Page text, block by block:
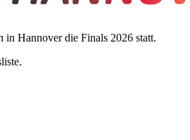
in Hannover die Finals 2026 statt.